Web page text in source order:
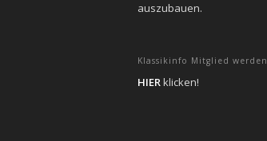
auszubauen.
Klassikinfo Mitglied werden
HIERklicken!